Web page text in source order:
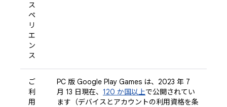
ス
ペ
リ
エ
ン
ス
ご
利
用
PC 版 Google Play Games は、2023 年 7
月 13 日現在、 120 か国以上で公開されてい
ます（デバイスとアカウントの利用資格を条